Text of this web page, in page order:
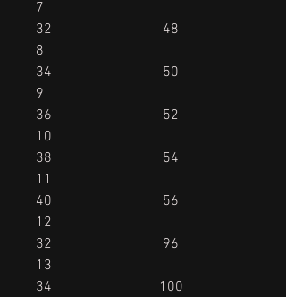
7
32 48
8
34 50
9
36 52
10
38 54
11
40 56
12
32 96
13
34 100